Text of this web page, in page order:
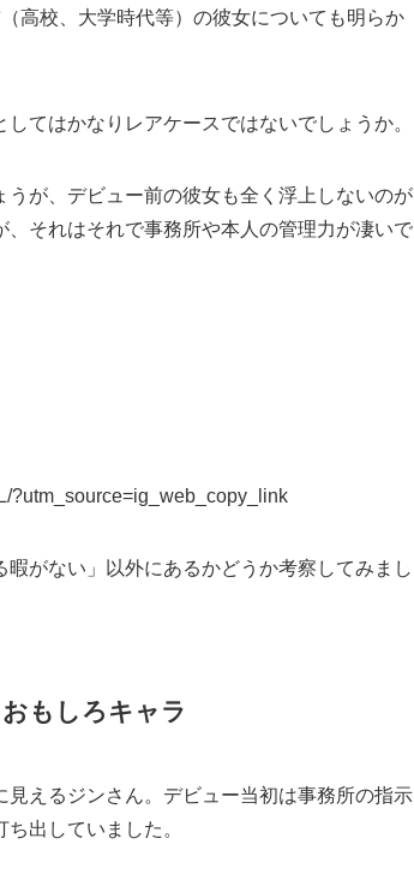
高校、大学時代等）の彼女についても明らか
てはかなりレアケースではないでしょうか。
が、デビュー前の彼女も全く浮上しないのが
それはそれで事務所や本人の管理力が凄いで
?utm_source=ig_web_copy_link
がない」以外にあるかどうか考察してみまし
もしろキャラ
えるジンさん。デビュー当初は事務所の指示
出していました。